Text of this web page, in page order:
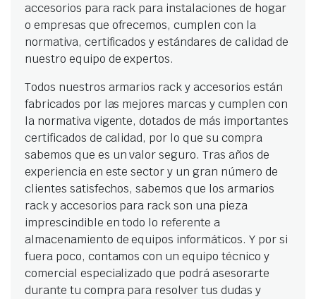
accesorios para rack para instalaciones de hogar
o empresas que ofrecemos, cumplen con la
normativa, certificados y estándares de calidad de
nuestro equipo de expertos.
Todos nuestros armarios rack y accesorios están
fabricados por las mejores marcas y cumplen con
la normativa vigente, dotados de más importantes
certificados de calidad, por lo que su compra
sabemos que es un valor seguro. Tras años de
experiencia en este sector y un gran número de
clientes satisfechos, sabemos que los armarios
rack y accesorios para rack son una pieza
imprescindible en todo lo referente a
almacenamiento de equipos informáticos. Y por si
fuera poco, contamos con un equipo técnico y
comercial especializado que podrá asesorarte
durante tu compra para resolver tus dudas y